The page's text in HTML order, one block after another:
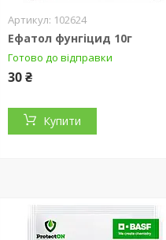
102624
Ефатол фунгіцид 10г
Готово до відправки
30 ₴
Купити